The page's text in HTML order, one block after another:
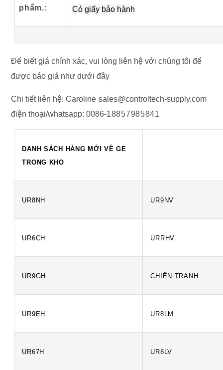
phẩm.: Có giấy bảo hành
Để biết giá chính xác, vui lòng liên hệ với chúng tôi để
được báo giá như dưới đây
Chi tiết liên hệ: Caroline sales@controltech-supply.com
điện thoại/whatsapp: 0086-18857985841
DANH SÁCH HÀNG MỚI VỀ GE
TRONG KHO
UR8NH UR9NV
UR6CH URRHV
UR9GH CHIẾN TRANH
UR9EH UR8LM
UR67H UR8LV